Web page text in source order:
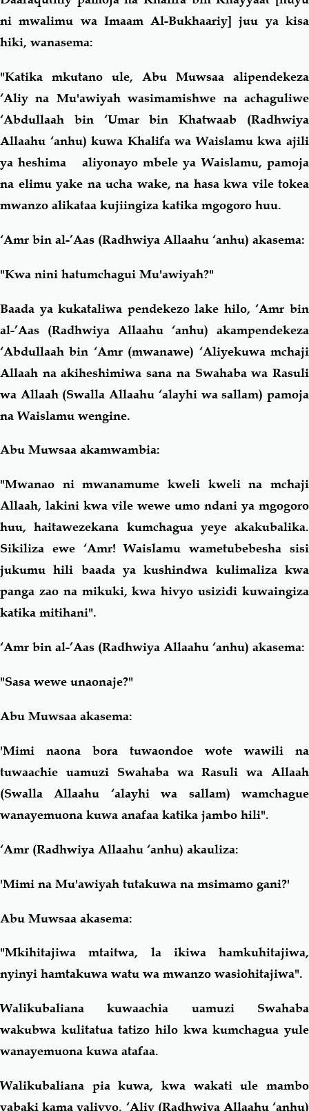
ni mwalimu wa Imaam Al-Bukhaariy] juu ya kisa
hiki, wanasema:
"Katika mkutano ule, Abu Muwsaa alipendekeza
‘Aliy na Mu'awiyah wasimamishwe na achaguliwe
‘Abdullaah bin ‘Umar bin Khatwaab (Radhwiya
Allaahu ‘anhu) kuwa Khalifa wa Waislamu kwa ajili
ya heshima aliyonayo mbele ya Waislamu, pamoja
na elimu yake na ucha wake, na hasa kwa vile tokea
mwanzo alikataa kujiingiza katika mgogoro huu.
‘Amr bin al-’Aas (Radhwiya Allaahu ‘anhu) akasema:
"Kwa nini hatumchagui Mu'awiyah?"
Baada ya kukataliwa pendekezo lake hilo, ‘Amr bin
al-’Aas (Radhwiya Allaahu ‘anhu) akampendekeza
‘Abdullaah bin ‘Amr (mwanawe) ‘Aliyekuwa mchaji
Allaah na akiheshimiwa sana na Swahaba wa Rasuli
wa Allaah (Swalla Allaahu ‘alayhi wa sallam) pamoja
na Waislamu wengine.
Abu Muwsaa akamwambia:
"Mwanao ni mwanamume kweli kweli na mchaji
Allaah, lakini kwa vile wewe umo ndani ya mgogoro
huu, haitawezekana kumchagua yeye akakubalika.
Sikiliza ewe ‘Amr! Waislamu wametubebesha sisi
jukumu hili baada ya kushindwa kulimaliza kwa
panga zao na mikuki, kwa hivyo usizidi kuwaingiza
katika mitihani".
‘Amr bin al-’Aas (Radhwiya Allaahu ‘anhu) akasema:
"Sasa wewe unaonaje?"
Abu Muwsaa akasema:
'Mimi naona bora tuwaondoe wote wawili na
tuwaachie uamuzi Swahaba wa Rasuli wa Allaah
(Swalla Allaahu ‘alayhi wa sallam) wamchague
wanayemuona kuwa anafaa katika jambo hili".
‘Amr (Radhwiya Allaahu ‘anhu) akauliza:
'Mimi na Mu'awiyah tutakuwa na msimamo gani?'
Abu Muwsaa akasema:
"Mkihitajiwa mtaitwa, la ikiwa hamkuhitajiwa,
nyinyi hamtakuwa watu wa mwanzo wasiohitajiwa".
Walikubaliana kuwaachia uamuzi Swahaba
wakubwa kulitatua tatizo hilo kwa kumchagua yule
wanayemuona kuwa atafaa.
Walikubaliana pia kuwa, kwa wakati ule mambo
yabaki kama yalivyo, ‘Aliy (Radhwiya Allaahu ‘anhu)